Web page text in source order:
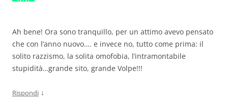
Ah bene! Ora sono tranquillo, per un attimo avevo pensato
che con l’anno nuovo…. e invece no, tutto come prima: il
solito razzismo, la solita omofobia, l’intramontabile
stupidità…grande sito, grande Volpe!!!
Rispondi ↓